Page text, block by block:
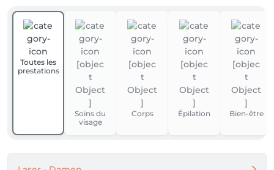
Toutes les
prestations
Soins du
visage
Corps Épilation Bien-être